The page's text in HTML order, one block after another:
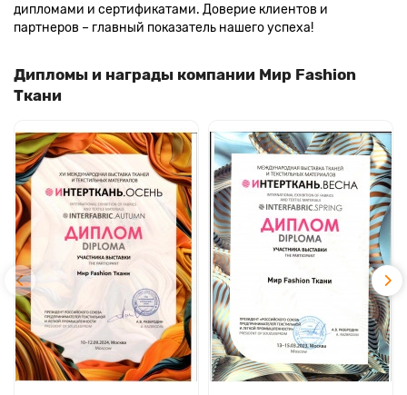
дипломами и сертификатами. Доверие клиентов и
партнеров – главный показатель нашего успеха!
Дипломы и награды компании Мир Fashion
Ткани